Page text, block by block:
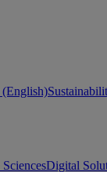
(English)
Digital